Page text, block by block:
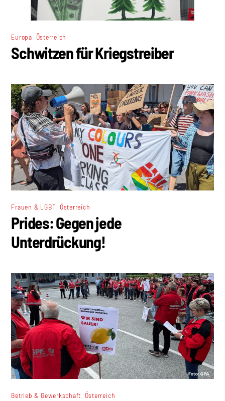
Europa Österreich
Schwitzen für Kriegstreiber
Frauen & LGBT Österreich
Prides: Gegen jede
Unterdrückung!
Betrieb & Gewerkschaft Österreich